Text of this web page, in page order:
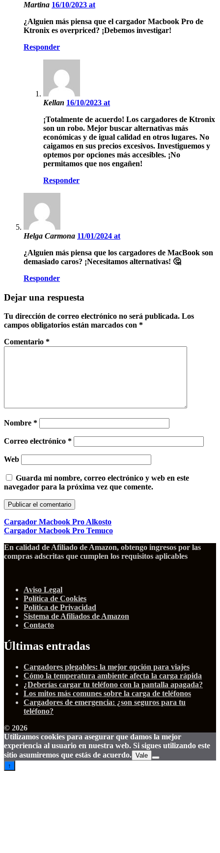
Martina 16/10/2023 at
¿Alguien más piensa que el cargador Macbook Pro de
Ktronix es overpriced? ¡Debemos investigar!
Responder
Kellan 16/10/2023 at
¡Totalmente de acuerdo! Los cargadores de Ktronix
son un robo. Mejor buscar alternativas más
económicas y de igual calidad en otros lugares. No
caigamos en sus precios excesivos. Investiguemos y
optemos por opciones más accesibles. ¡No
permitamos que nos engañen!
Responder
Helga Carmona 11/01/2024 at
¿Alguien más piensa que los cargadores de MacBook son
demasiado caros? ¡Necesitamos alternativas! 🤔
Responder
Dejar una respuesta
Tu dirección de correo electrónico no será publicada. Los
campos obligatorios están marcados con *
Comentario *
Nombre *
Correo electrónico *
Web
Guarda mi nombre, correo electrónico y web en este
navegador para la próxima vez que comente.
Cargador Macbook Pro Alkosto
Cargador Macbook Pro Temuco
En calidad de Afiliado de Amazon, obtengo ingresos por las
compras adscritas que cumplen los requisitos aplicables
Aviso Legal
Política de Cookies
Política de Privacidad
Sistema de Afiliados de Amazon
Contacto
Últimas entradas
Cargadores plegables: la mejor opción para viajes
Cómo la temperatura ambiente afecta la carga rápida
¿Deberías cargar tu teléfono con la pantalla apagada?
Los mitos más comunes sobre la carga de teléfonos
Cargadores de emergencia: ¿son seguros para tu
teléfono?
© 2026
Utilizamos cookies para asegurar que damos la mejor
experiencia al usuario en nuestra web. Si sigues utilizando este
sitio asumiremos que estás de acuerdo. Vale
↑